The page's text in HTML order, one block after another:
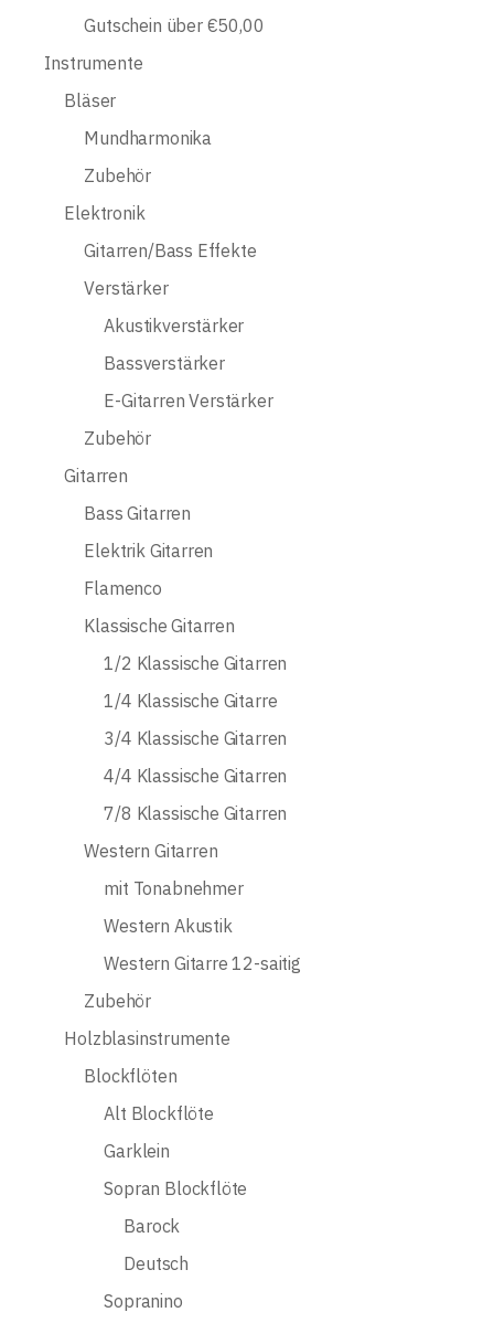
Gutschein über €50,00
Instrumente
Bläser
Mundharmonika
Zubehör
Elektronik
Gitarren/Bass Effekte
Verstärker
Akustikverstärker
Bassverstärker
E-Gitarren Verstärker
Zubehör
Gitarren
Bass Gitarren
Elektrik Gitarren
Flamenco
Klassische Gitarren
1/2 Klassische Gitarren
1/4 Klassische Gitarre
3/4 Klassische Gitarren
4/4 Klassische Gitarren
7/8 Klassische Gitarren
Western Gitarren
mit Tonabnehmer
Western Akustik
Western Gitarre 12-saitig
Zubehör
Holzblasinstrumente
Blockflöten
Alt Blockflöte
Garklein
Sopran Blockflöte
Barock
Deutsch
Sopranino